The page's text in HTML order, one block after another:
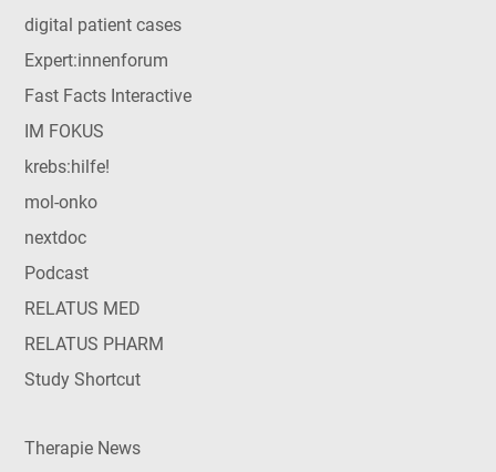
digital patient cases
Expert:innenforum
Fast Facts Interactive
IM FOKUS
krebs:hilfe!
mol-onko
nextdoc
Podcast
RELATUS MED
RELATUS PHARM
Study Shortcut
Therapie News